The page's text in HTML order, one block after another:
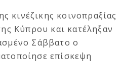
κοινοπραξίας
Κύπρου και κατέληξαν
Σάββατο ο
επίσκεψη